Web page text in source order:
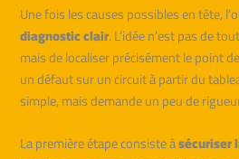
Une fois les causes possibles en tête,
diagnostic clair. L’idée n’est pas de
mais de localiser précisément le point
un défaut sur un circuit à partir du
simple, mais demande un peu de
La première étape consiste àsécuriser